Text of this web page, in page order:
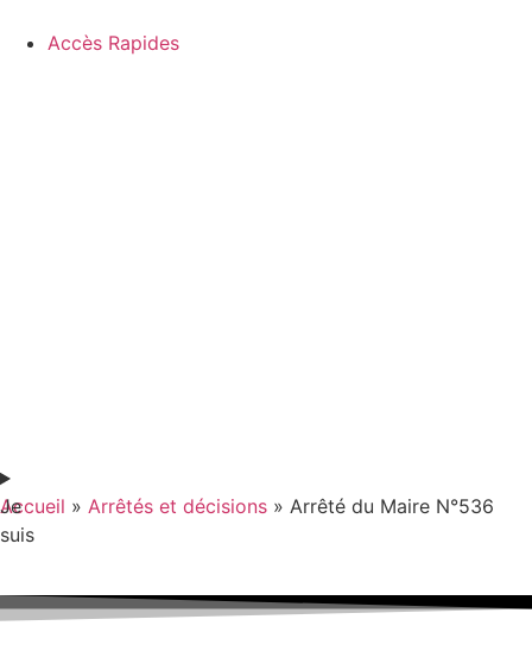
Accès Rapides
Je
suis
Accueil » Arrêtés et décisions » Arrêté du Maire N°536